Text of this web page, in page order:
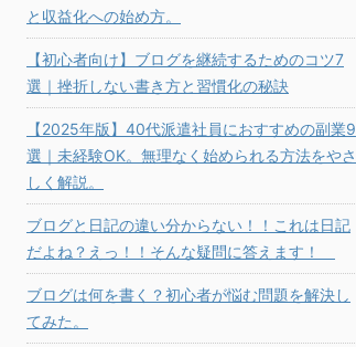
と収益化への始め方。
【初心者向け】ブログを継続するためのコツ7
選｜挫折しない書き方と習慣化の秘訣
【2025年版】40代派遣社員におすすめの副業9
選｜未経験OK。無理なく始められる方法をやさ
しく解説。
ブログと日記の違い分からない！！これは日記
だよね？えっ！！そんな疑問に答えます！
ブログは何を書く？初心者が悩む問題を解決し
てみた。